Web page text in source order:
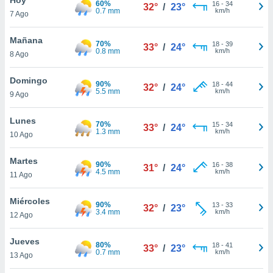
y
en
más
de
7 Ago
60%
0.7 mm
32° / 23° 16- 34
km/h
Mañana
8 Ago
70%
0.8 mm
33° / 24° 18- 39
km/h
Domingo
9 Ago
90%
5.5 mm
32° / 24° 18- 44
km/h
Lunes
10 Ago
70%
1.3 mm
33° / 24° 15- 34
km/h
Martes
11 Ago
90%
4.5 mm
31° / 24° 16- 38
km/h
Miércoles
12 Ago
90%
3.4 mm
32° / 23° 13- 33
km/h
Jueves
13 Ago
80%
0.7 mm
33° / 23° 18- 41
km/h